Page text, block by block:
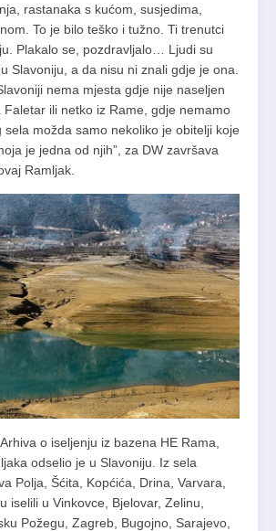
rastanaka s kućom, susjedima,
To je bilo teško i tužno. Ti trenutci
Plakalo se, pozdravljalo… Ljudi su
Slavoniju, a da nisu ni znali gdje je ona.
nema mjesta gdje nije naseljen
Faletar ili netko iz Rame, gdje nemamo
sela možda samo nekoliko je obitelji koje
je jedna od njih”, za DW završava
Ramljak.
o iseljenju iz bazena HE Rama,
odselio je u Slavoniju. Iz sela
Polja, Šćita, Kopćića, Drina, Varvara,
iselili u Vinkovce, Bjelovar, Zelinu,
Požegu, Zagreb, Bugojno, Sarajevo,